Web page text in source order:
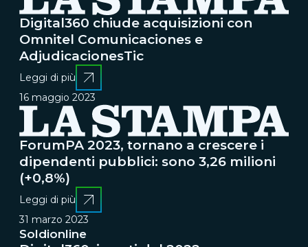
Digital360 chiude acquisizioni con
Omnitel Comunicaciones e
AdjudicacionesTic
Leggi di più
16 maggio 2023
ForumPA 2023, tornano a crescere i
dipendenti pubblici: sono 3,26 milioni
(+0,8%)
Leggi di più
31 marzo 2023
Soldionline